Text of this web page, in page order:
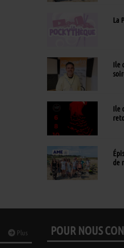
La
Ile
Ile
de
Plus POUR NOUS